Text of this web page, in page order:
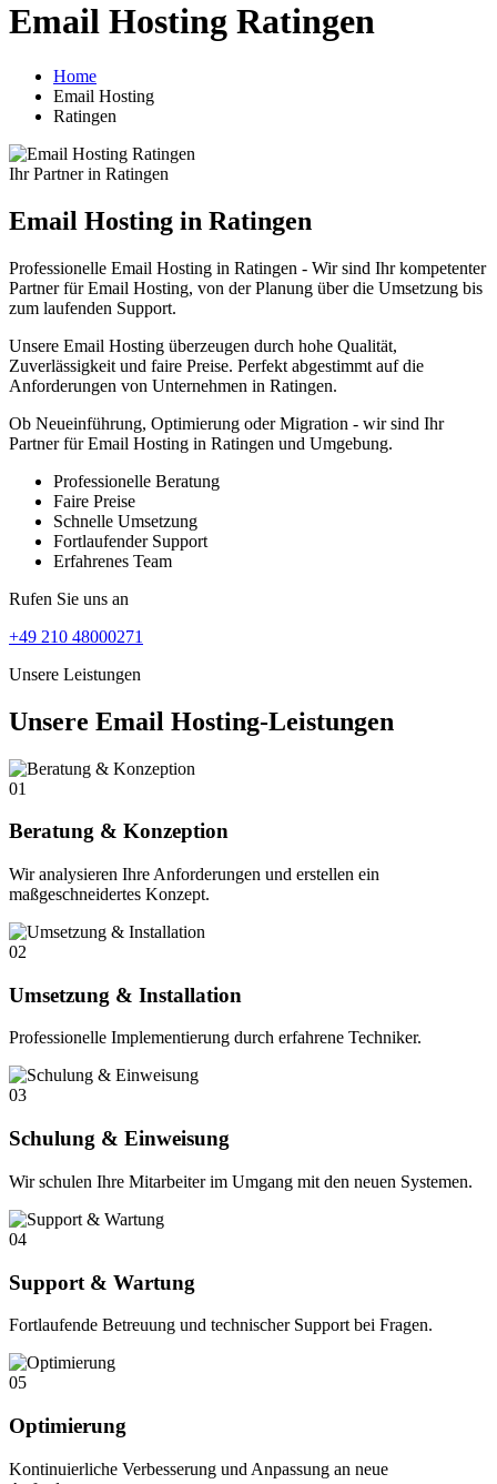
Email Hosting Ratingen
Home
Email Hosting
Ratingen
Ihr Partner in Ratingen
Email Hosting in Ratingen
Professionelle Email Hosting in Ratingen - Wir sind Ihr kompetenter
Partner für Email Hosting, von der Planung über die Umsetzung bis
zum laufenden Support.
Unsere Email Hosting überzeugen durch hohe Qualität,
Zuverlässigkeit und faire Preise. Perfekt abgestimmt auf die
Anforderungen von Unternehmen in Ratingen.
Ob Neueinführung, Optimierung oder Migration - wir sind Ihr
Partner für Email Hosting in Ratingen und Umgebung.
Professionelle Beratung
Faire Preise
Schnelle Umsetzung
Fortlaufender Support
Erfahrenes Team
Rufen Sie uns an
+49 210 48000271
Unsere Leistungen
Unsere Email Hosting-Leistungen
01
Beratung & Konzeption
Wir analysieren Ihre Anforderungen und erstellen ein
maßgeschneidertes Konzept.
02
Umsetzung & Installation
Professionelle Implementierung durch erfahrene Techniker.
03
Schulung & Einweisung
Wir schulen Ihre Mitarbeiter im Umgang mit den neuen Systemen.
04
Support & Wartung
Fortlaufende Betreuung und technischer Support bei Fragen.
05
Optimierung
Kontinuierliche Verbesserung und Anpassung an neue